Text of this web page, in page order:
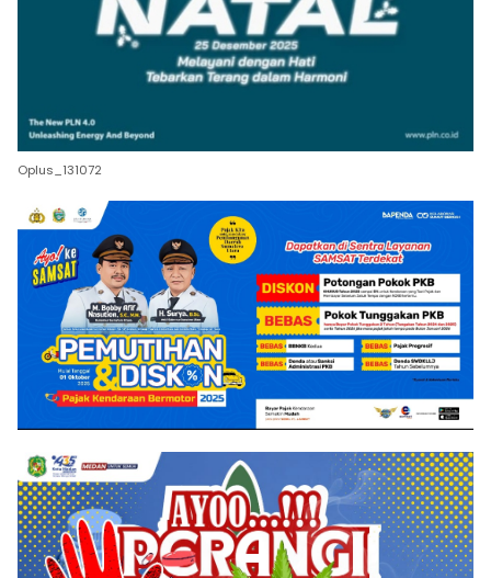
Oplus_131072